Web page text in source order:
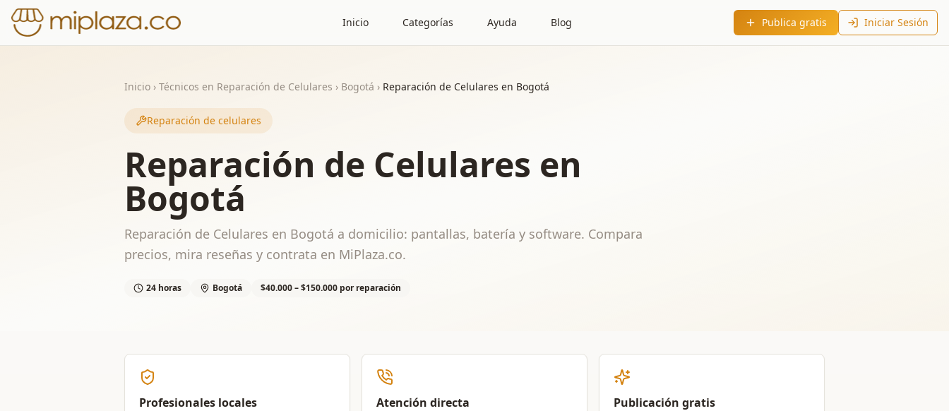
Inicio Categorías Ayuda Blog Publica gratis Iniciar Sesión
Inicio › Técnicos en Reparación de Celulares › Bogotá › Reparación de Celulares en Bogotá
Reparación de celulares
Reparación de Celulares en
Bogotá
Reparación de Celulares en Bogotá a domicilio: pantallas, batería y software. Compara
precios, mira reseñas y contrata en MiPlaza.co.
24 horas Bogotá $40.000 – $150.000 por reparación
Profesionales locales Atención directa Publicación gratis